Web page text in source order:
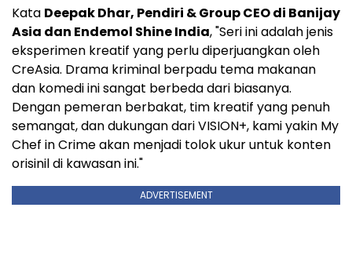
Kata Deepak Dhar, Pendiri & Group CEO di Banijay
Asia dan Endemol Shine India, "Seri ini adalah jenis
eksperimen kreatif yang perlu diperjuangkan oleh
CreAsia. Drama kriminal berpadu tema makanan
dan komedi ini sangat berbeda dari biasanya.
Dengan pemeran berbakat, tim kreatif yang penuh
semangat, dan dukungan dari VISION+, kami yakin My
Chef in Crime akan menjadi tolok ukur untuk konten
orisinil di kawasan ini."
ADVERTISEMENT